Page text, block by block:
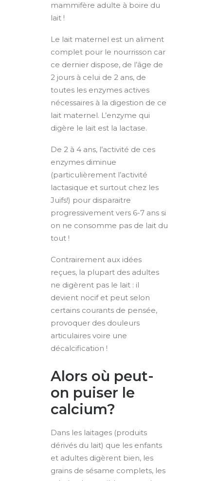
mammifère adulte à boire du
lait !
Le lait maternel est un aliment
complet pour le nourrisson car
ce dernier dispose, de l’âge de
2 jours à celui de 2 ans, de
toutes les enzymes actives
nécessaires à la digestion de ce
lait maternel. L’enzyme qui
digère le lait est la lactase.
De 2 à 4 ans, l’activité de ces
enzymes diminue
(particulièrement l’activité
lactasique et surtout chez les
Juifs!) pour disparaitre
progressivement vers 6-7 ans si
on ne consomme pas de lait du
tout !
Contrairement aux idées
reçues, la plupart des adultes
ne digèrent pas le lait : il
devient nocif et peut selon
certains courants de pensée,
provoquer des douleurs
articulaires voire une
décalcification !
Alors où peut-
on puiser le
calcium?
Dans les laitages (produits
dérivés du lait) que les enfants
et adultes digèrent bien, les
grains de sésame complets, les